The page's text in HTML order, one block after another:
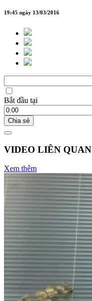
19:45 ngày 13/03/2016
Bắt đầu tại
Chia sẻ
VIDEO LIÊN QUAN
Xem thêm